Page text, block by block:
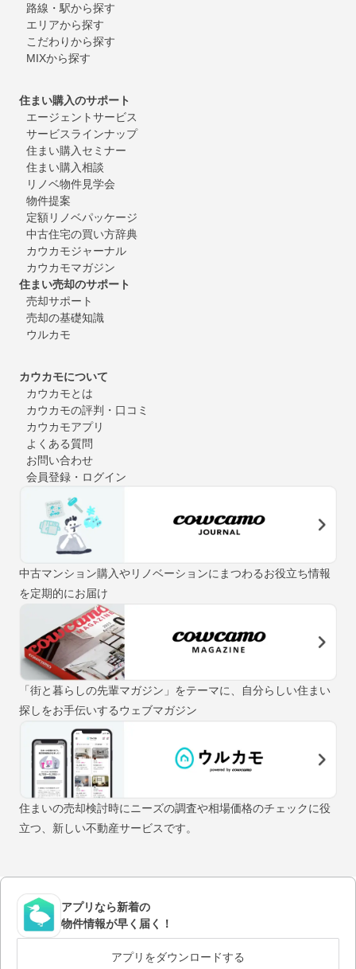
路線・駅から探す
エリアから探す
こだわりから探す
MIXから探す
住まい購入のサポート
エージェントサービス
サービスラインナップ
住まい購入セミナー
住まい購入相談
リノベ物件見学会
物件提案
定額リノベパッケージ
中古住宅の買い方辞典
カウカモジャーナル
カウカモマガジン
住まい売却のサポート
売却サポート
売却の基礎知識
ウルカモ
カウカモについて
カウカモとは
カウカモの評判・口コミ
カウカモアプリ
よくある質問
お問い合わせ
会員登録・ログイン
中古マンション購入やリノベーションにまつわるお役立ち情報
を定期的にお届け
「街と暮らしの先輩マガジン」をテーマに、自分らしい住まい
探しをお手伝いするウェブマガジン
住まいの売却検討時にニーズの調査や相場価格のチェックに役
立つ、新しい不動産サービスです。
アプリなら新着の
物件情報が早く届く！
アプリをダウンロードする